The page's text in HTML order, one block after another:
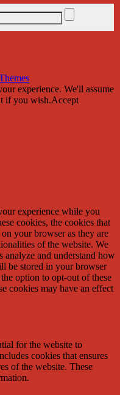
experience. We'll assume
if you wish.Accept
experience while you
cookies, the cookies that
on your browser as they are
of the website. We
analyze and understand how
be stored in your browser
option to opt-out of these
cookies may have an effect
for the website to
cookies that ensures
of the website. These